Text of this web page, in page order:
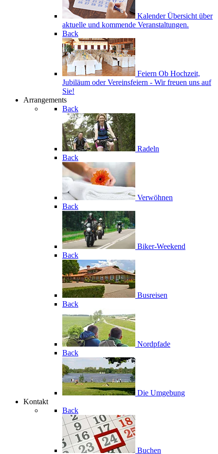
Kalender Übersicht über
aktuelle und kommende Veranstaltungen.
Back
Feiern Ob Hochzeit,
Jubiläum oder Vereinsfeiern - Wir freuen uns auf
Sie!
Arrangements
Back
Radeln
Back
Verwöhnen
Back
Biker-Weekend
Back
Busreisen
Back
Nordpfade
Back
Die Umgebung
Kontakt
Back
Buchen